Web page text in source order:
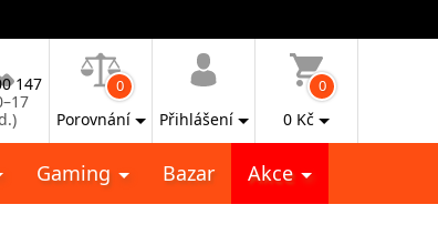
147
0
Porovnání Přihlášení
0
0 Kč
Gaming Bazar Akce